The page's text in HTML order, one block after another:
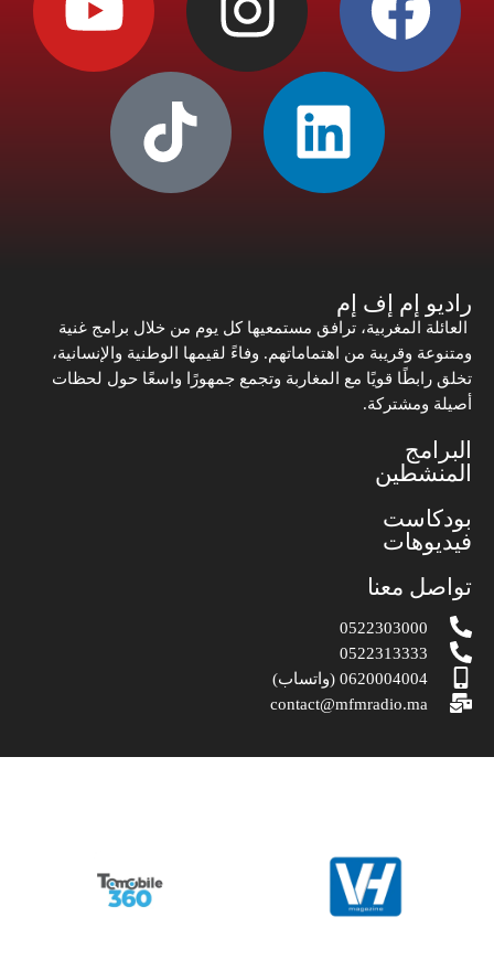
راديو إم إف إم
العائلة المغربية، ترافق مستمعيها كل يوم من خلال برامج غنية
ومتنوعة وقريبة من اهتماماتهم. وفاءً لقيمها الوطنية والإنسانية،
تخلق رابطًا قويًا مع المغاربة وتجمع جمهورًا واسعًا حول لحظات
أصيلة ومشتركة.
البرامج
المنشطين
بودكاست
فيديوهات
تواصل معنا
0522303000
0522313333
0620004004 (واتساب)
contact@mfmradio.ma